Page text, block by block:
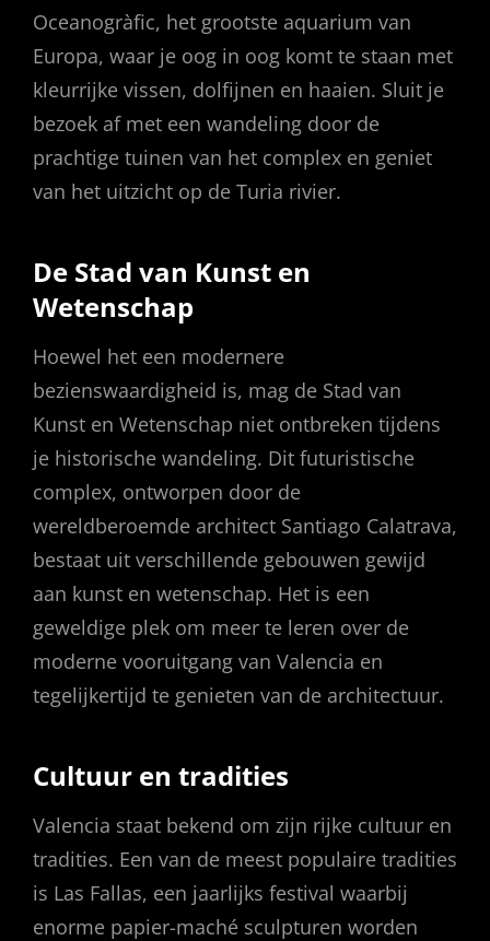
Oceanogràfic, het grootste aquarium van
Europa, waar je oog in oog komt te staan met
kleurrijke vissen, dolfijnen en haaien. Sluit je
bezoek af met een wandeling door de
prachtige tuinen van het complex en geniet
van het uitzicht op de Turia rivier.
De Stad van Kunst en
Wetenschap
Hoewel het een modernere
bezienswaardigheid is, mag de Stad van
Kunst en Wetenschap niet ontbreken tijdens
je historische wandeling. Dit futuristische
complex, ontworpen door de
wereldberoemde architect Santiago Calatrava,
bestaat uit verschillende gebouwen gewijd
aan kunst en wetenschap. Het is een
geweldige plek om meer te leren over de
moderne vooruitgang van Valencia en
tegelijkertijd te genieten van de architectuur.
Cultuur en tradities
Valencia staat bekend om zijn rijke cultuur en
tradities. Een van de meest populaire tradities
is Las Fallas, een jaarlijks festival waarbij
enorme papier-maché sculpturen worden